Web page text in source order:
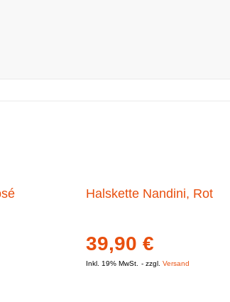
Halskette Nandini, Rot
39,90€
Inkl. 19% MwSt. zzgl.Versand